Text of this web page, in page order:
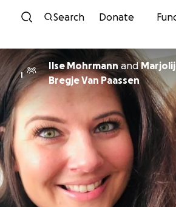
Skip to content
Search Donate
I
Ilse Mohrmannand
Bregje Van Paassen